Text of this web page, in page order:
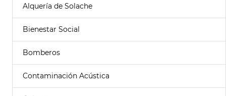
Alquería de Solache
Bienestar Social
Bomberos
Contaminación Acústica